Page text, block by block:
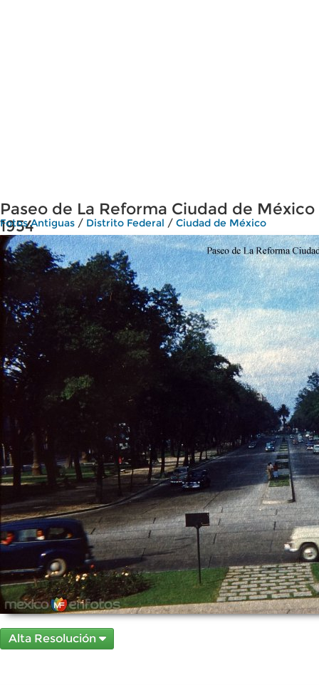
Paseo de La Reforma Ciudad de México
1954
Fotos Antiguas / Distrito Federal / Ciudad de México
Alta Resolución